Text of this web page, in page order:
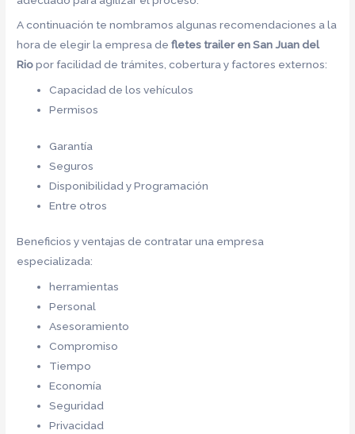
A continuación te nombramos algunas recomendaciones a la
hora de elegir la empresa defletes trailer en San Juan del
Riopor facilidad de trámites, cobertura y factores externos:
Capacidad de los vehículos
Permisos
Garantía
Seguros
Disponibilidad y Programación
Entre otros
Beneficios y ventajas de contratar una empresa
especializada:
herramientas
Personal
Asesoramiento
Compromiso
Tiempo
Economía
Seguridad
Privacidad